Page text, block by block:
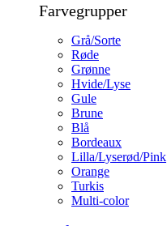
Farvegrupper
Grå/Sorte
Røde
Grønne
Hvide/Lyse
Gule
Brune
Blå
Bordeaux
Lilla/Lyserød/Pink
Orange
Turkis
Multi-color